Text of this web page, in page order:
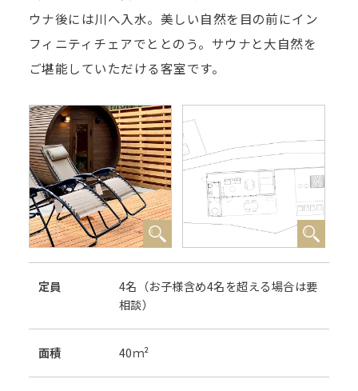
ウナ後には川へ入水。美しい自然を目の前にイン
フィニティチェアでととのう。サウナと大自然を
ご堪能していただける客室です。
定員
4名（お子様含め4名を超える場合は要
相談）
⾯積 40ｍ²